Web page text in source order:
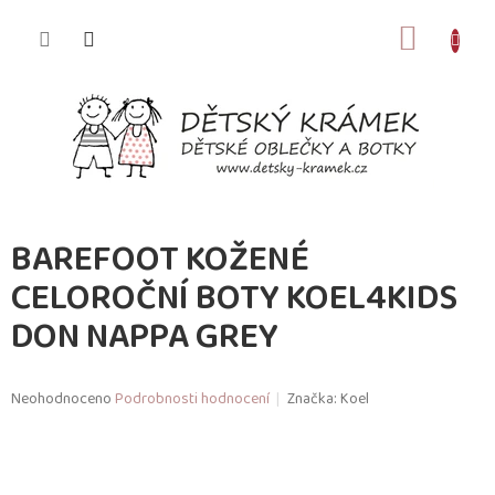
BAREFOOT KOŽENÉ
CELOROČNÍ BOTY KOEL4KIDS
DON NAPPA GREY
Průměrné
NeohodnocenoPodrobnosti hodnocení Značka:Koel